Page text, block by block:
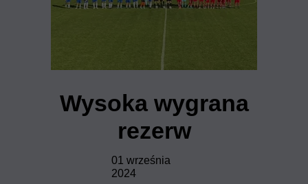
01 września
2024
Wysoka wygrana
rezerw